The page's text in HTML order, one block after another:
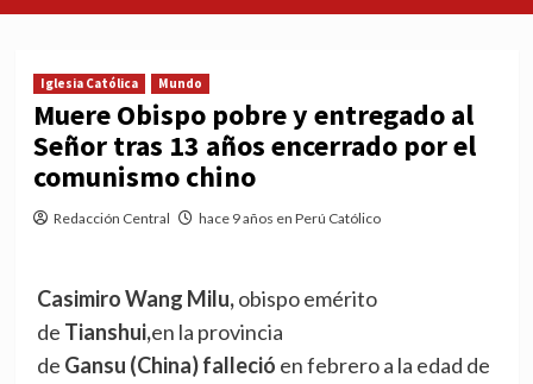
Iglesia Católica Mundo
Muere Obispo pobre y entregado al
Señor tras 13 años encerrado por el
comunismo chino
Redacción Central hace 9 años en Perú Católico
Casimiro Wang Milu,obispo emérito
de Tianshui,en la provincia
de Gansu (China) falleció en febrero a la edad de